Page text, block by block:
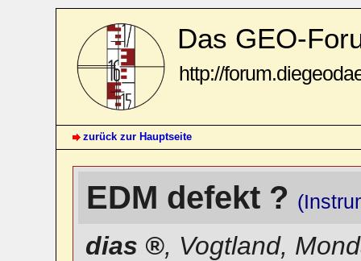
Das GEO-
http://
zurück zur Hauptseite
EDM defekt ?
dias , Vogtland,